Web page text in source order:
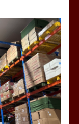
链配送如何破